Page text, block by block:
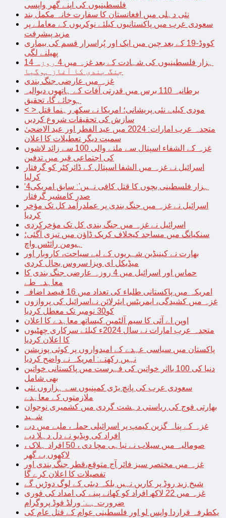
فلسطینیوں کی اپنے گھر واپسی
نئی دہلی میں افغانستان کا سفارت خانہ مکمل بند
سعودی عرب میں پاکستانیوں کیلئے نوکریوں کے معاملے پر
مزید پیشرفت
کووڈ-19 کے بعد چین میں ایک اور پُراسرار قسم کی بیماری
پھیلنے لگی
14 ہزار فلسطینیوں کی شہادت کے بعد غزہ میں 4 روزہ
جنگ بندی کا آغاز ہوگیا
غزہ میں عارضی جنگ بندی
برطانیہ 110 برس میں قدرتی آفات کے ہاتھوں دیوالیہ
ہوجائے گا، تحقیق
< > مودی کیلیے نئی پریشانی؛ امریکا نے سکھ رہنما قتل
سازش کی تحقیقات شروع کردیں
متحدہ عرب امارات: 2024 میں عید الفطر اور عید الاضحیٰ
سمیت دیگر تعطیلات کا اعلان
غزہ کے الشفاء اسپتال سے ملنے والی 100 سے زائد لاشوں
کی اجتماعی قبر میں تدفین
اسرائیل نے غزہ میں الشفا اسپتال کے ڈائرکٹر کو گرفتار
کرلیا
‘4ہزار فلسطینی بچوں کا قتل کافی نہیں’: سابق امریکی
صدر کامشیر گرفتار
اسرائیل نے غزہ میں جنگ بندی پر عملدرآمد کل تک مؤخر
کردیا
اسرائیل نے غزہ میں جنگ بندی کل تک مؤخرکردی
سنکیانگ میں مساجد کیخلاف کریک ڈاؤن میں تیزی آگئی؛
ہیومن رائٹس واچ
بھارت نے کینیڈین شہریوں کے لیے سیاحت، کاروبار اور
میڈیکل ای ویزا سروس بحال کردی
حماس اور اسرائیل میں 4 روزہ عارضی جنگ بندی کا
معاہدہ طے
امریکہ میں پاکستانی طلباء کی تعداد میں 16 فیصد اضافہ
غزہ میں کشیدگی، ایمریٹس ایئرلائن نےاسرائیل کی پروازوں
کو30 نومبر تک معطل کردیا
اوپن اے آئی کا سیم آلٹمین کیساتھ معاہدے کا اعلان
متحدہ عرب امارات نے سال 2024ء کیلئے سرکاری چھٹیوں
کا اعلان کردیا
پاکستان میں سیاسی عہدے کے امیدواروں پر کوئی پوزیشن
نہیں رکھتے: امریکہ نے واضح کردیا
دنیا کی 100 بااثر خواتین کی فہرست میں پاکستانی خواتین
بھی شامل
سعودی عرب کی پانچ بڑی کمپنیوں سے ہزاروں نئی
ملازمتوں کے معاہدے
بھارتی فوج کی ریاستی دہشت گردی میں کشمیری نوجوان
شہید
غزہ کے پناہ گزین کیمپ پر اسرائیلی حملہ، ملبے میں دبے
افراد کی ویڈیو نے دل دہلا دیے
صومالیہ میں سیلاب نے تباہی مچا دی ، 50 افراد ہلاک ،
لاکھوں بے گھر
غزہ میں مختصر سیز فائر آج متوقع،قطر جنگ بندی اور
تفصیلات کا اعلان کرے گا
شیخ زید روڈ پر کاریں نہیں بلکہ دبئی کے لوگ دوڑیں گے
غزہ میں 22 لاکھ افراد کو کھانے پینے کی امداد کی فوری
ضرورت ہے: ورلڈ فوڈ پروگرام
یکطرفہ قراردا واپس لو اور فلسطینی عوام کے قتل عام کی